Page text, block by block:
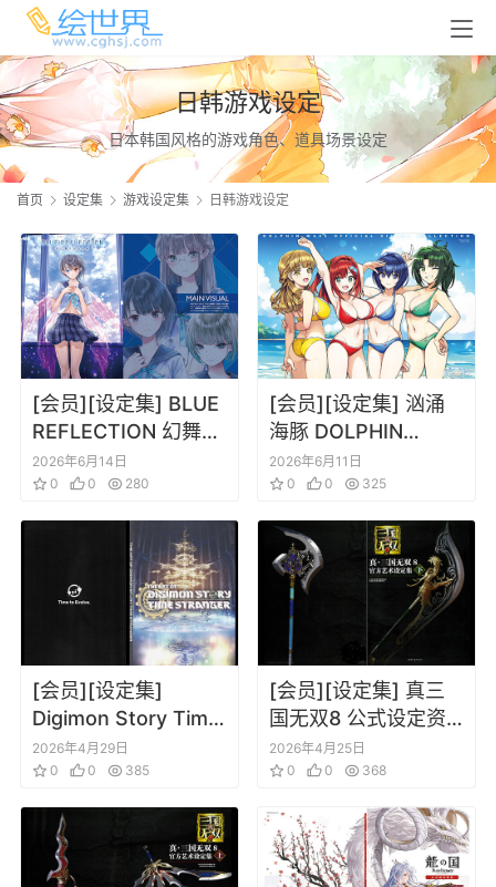
日韩游戏设定
日本韩国风格的游戏角色、道具场景设定
首页 设定集 游戏设定集 日韩游戏设定
[会员][设定集] BLUE
REFLECTION 幻舞少
女之剑公式ビジュア
ルコレクション (電撃
2026年6月14日
0
0 280
[会员][设定集] 汹涌
海豚 DOLPHIN
WAVE OFFICIAL
VISUAL
2026年6月11日
0
0 325
[会员][设定集]
Digimon Story Time
Stranger 数码宝贝物
语：时空异客
2026年4月29日
0
0 385
[会员][设定集] 真三
国无双8 公式设定资
料集 下
2026年4月25日
0
0 368